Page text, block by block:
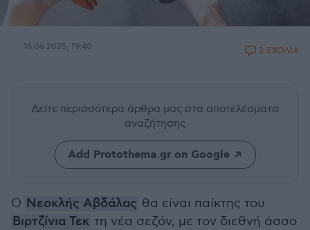
16.06.2025, 19:40 3 ΣΧΟΛΙΑ
Δείτε περισσότερα άρθρα μας στα αποτελέσματα
αναζήτησης
Add Protothema.gr on Google
Ο Νεοκλής Αβδάλας θα είναι παίκτης του
Βιρτζίνια Τεκ τη νέα σεζόν, με τον διεθνή άσσο